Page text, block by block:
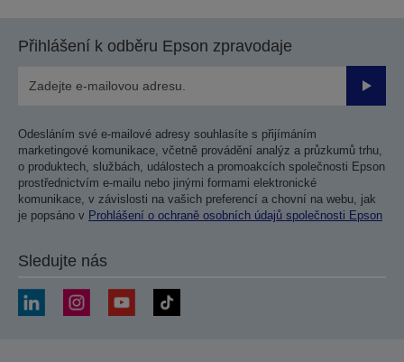
Přihlášení k odběru Epson zpravodaje
Odesláním své e-mailové adresy souhlasíte s přijímáním
marketingové komunikace, včetně provádění analýz a průzkumů trhu,
o produktech, službách, událostech a promoakcích společnosti Epson
prostřednictvím e-mailu nebo jinými formami elektronické
komunikace, v závislosti na vašich preferencí a chovní na webu, jak
je popsáno v Prohlášení o ochraně osobních údajů společnosti Epson
Sledujte nás